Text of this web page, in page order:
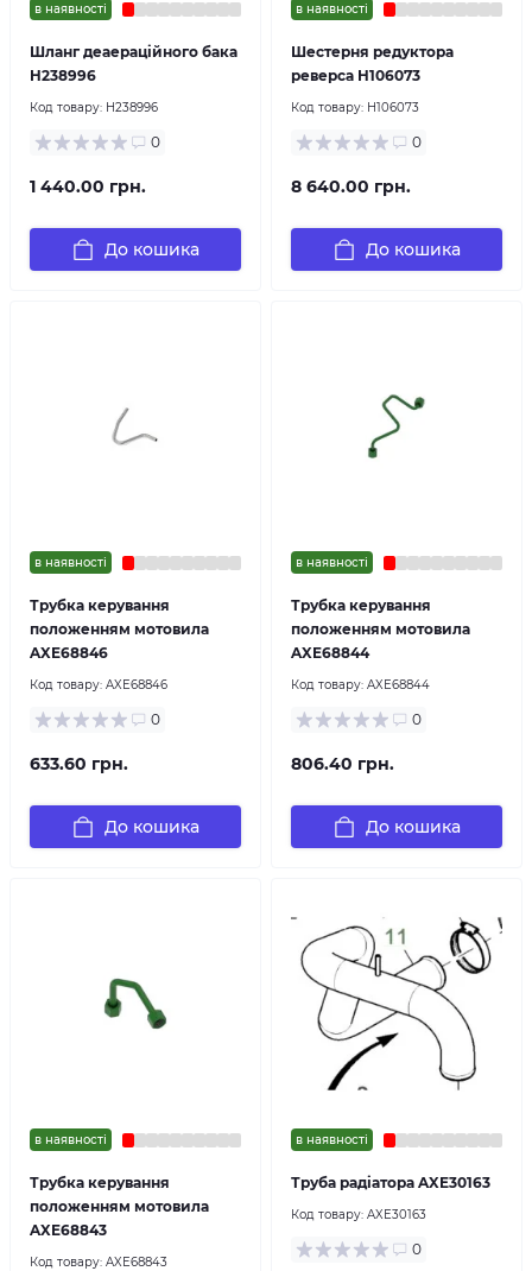
в наявності
Шланг деаераційного бака
H238996
Код товару: H238996
0
1 440.00 грн.
До кошика
в наявності
Шестерня редуктора
реверса H106073
Код товару: H106073
0
8 640.00 грн.
До кошика
в наявності
Трубка керування
положенням мотовила
AXE68846
Код товару: AXE68846
0
633.60 грн.
До кошика
в наявності
Трубка керування
положенням мотовила
AXE68844
Код товару: AXE68844
0
806.40 грн.
До кошика
в наявності
Трубка керування
положенням мотовила
AXE68843
Код товару: AXE68843
в наявності
Труба радіатора AXE30163
Код товару: AXE30163
0